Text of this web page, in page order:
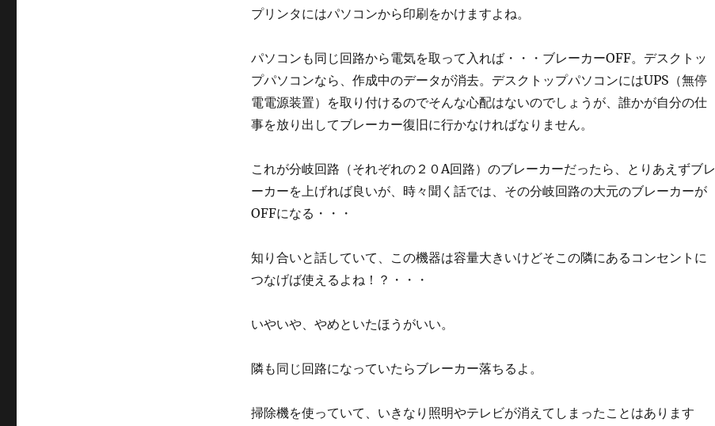
プリンタにはパソコンから印刷をかけますよね。
パソコンも同じ回路から電気を取って入れば・・・ブレーカーOFF。デスクトッ
プパソコンなら、作成中のデータが消去。デスクトップパソコンにはUPS （無停
電電源装置）を取り付けるのでそんな心配はないのでしょうが、誰かが自分の仕
事を放り出してブレーカー復旧に行かなければなりません。
これが分岐回路（それぞれの２０A回路）のブレーカーだったら、とりあえずブレ
ーカーを上げれば良いが、時々聞く話では、その分岐回路の大元のブレーカーが
OFFになる・・・
知り合いと話していて、この機器は容量大きいけどそこの隣にあるコンセントに
つなげば使えるよね！？・・・
いやいや、やめといたほうがいい。
隣も同じ回路になっていたらブレーカー落ちるよ。
掃除機を使っていて、いきなり照明やテレビが消えてしまったことはあります